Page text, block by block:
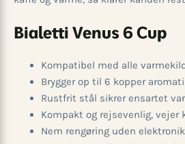
Bialetti Venus 6 Cup
Kompatibel med alle
Brygger op til 6 kopper
Rustfrit stål sikrer ensartet
Kompakt og rejsevenlig, vejer
Nem rengøring uden